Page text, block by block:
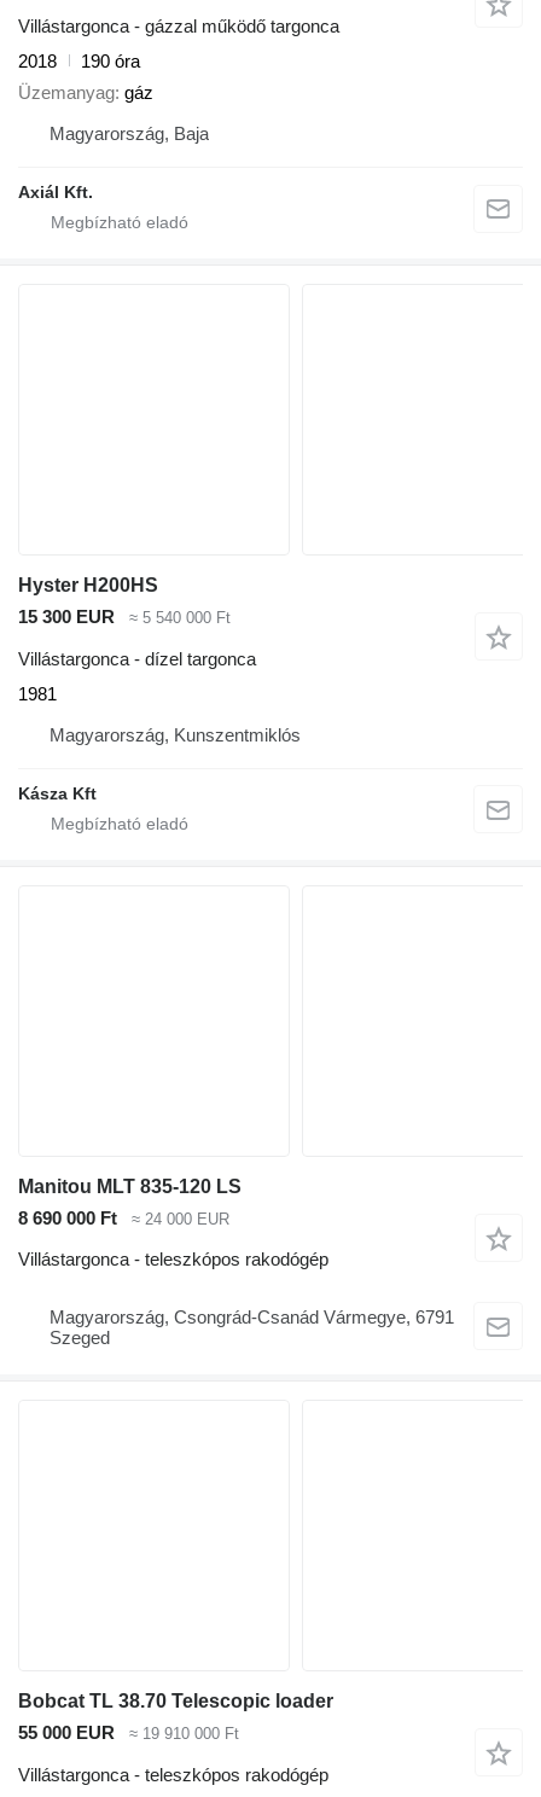
Villástargonca - gázzal működő targonca
2018
190 óra
Üzemanyag gáz
Magyarország, Baja
Axiál Kft.
Hyster H200HS
15 300 EUR
≈ 5 540 000 Ft
Villástargonca - dízel targonca
1981
Magyarország, Kunszentmiklós
Kásza Kft
Manitou MLT 835-120 LS
8 690 000 Ft
≈ 24 000 EUR
Villástargonca - teleszkópos rakodógép
Magyarország, Csongrád-Csanád Vármegye, 6791
Szeged
Bobcat TL 38.70 Telescopic loader
55 000 EUR
≈ 19 910 000 Ft
Villástargonca - teleszkópos rakodógép